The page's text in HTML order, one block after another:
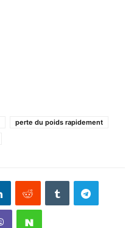
perte du poids rapidement